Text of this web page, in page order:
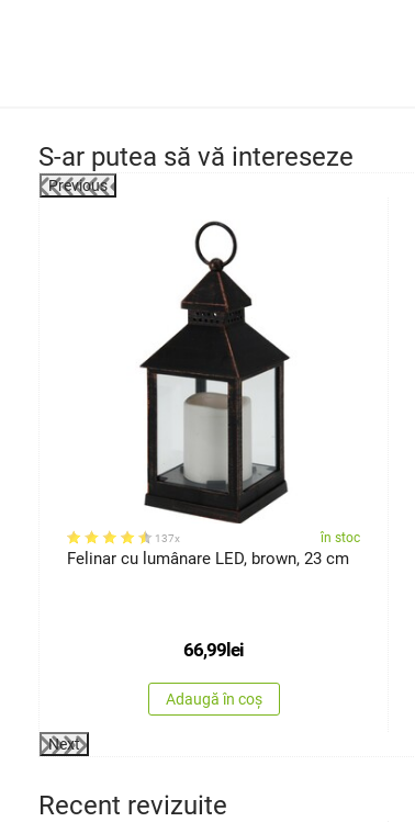
S-ar putea să vă intereseze
Previous
137x în stoc
Felinar cu lumânare LED, brown, 23 cm
66,99lei
Adaugă în coș
Next
Recent revizuite